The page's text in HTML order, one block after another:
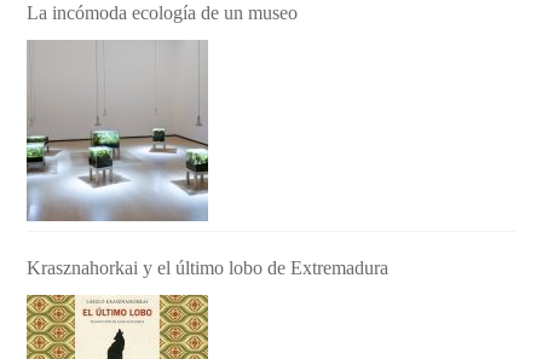
La incómoda ecología de un museo
Krasznahorkai y el último lobo de Extremadura